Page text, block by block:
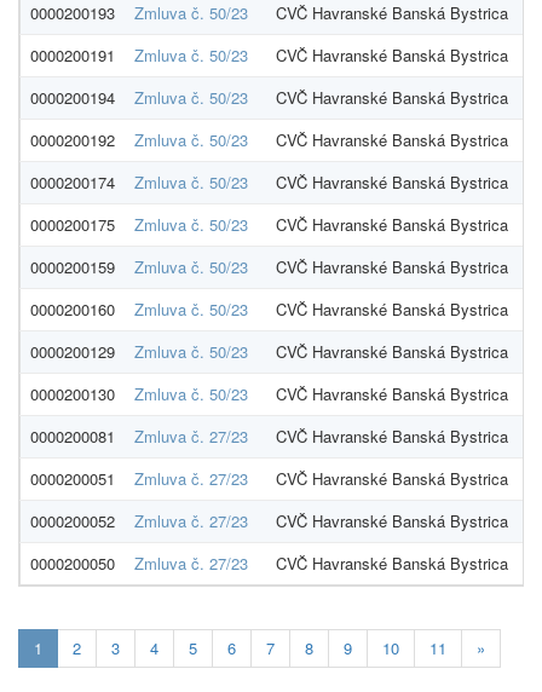
0000200193
Zmluva č. 50/23
CVČ Havranské Banská Bystrica
0000200191
Zmluva č. 50/23
CVČ Havranské Banská Bystrica
0000200194
Zmluva č. 50/23
CVČ Havranské Banská Bystrica
0000200192
Zmluva č. 50/23
CVČ Havranské Banská Bystrica
0000200174
Zmluva č. 50/23
CVČ Havranské Banská Bystrica
0000200175
Zmluva č. 50/23
CVČ Havranské Banská Bystrica
0000200159
Zmluva č. 50/23
CVČ Havranské Banská Bystrica
0000200160
Zmluva č. 50/23
CVČ Havranské Banská Bystrica
0000200129
Zmluva č. 50/23
CVČ Havranské Banská Bystrica
0000200130
Zmluva č. 50/23
CVČ Havranské Banská Bystrica
0000200081
Zmluva č. 27/23
CVČ Havranské Banská Bystrica
0000200051
Zmluva č. 27/23
CVČ Havranské Banská Bystrica
0000200052
Zmluva č. 27/23
CVČ Havranské Banská Bystrica
0000200050
Zmluva č. 27/23 CVČ Havranské Banská Bystrica
1 Aktualna-
stranka
2 3 4 5 6 7 8 9 10 11 »